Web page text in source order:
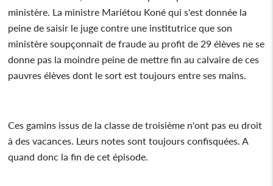
ministère. La ministre Mariétou Koné qui s'est donnée la
peine de saisir le juge contre une institutrice que son
ministère soupçonnait de fraude au profit de 29 élèves ne se
donne pas la moindre peine de mettre fin au calvaire de ces
pauvres élèves dont le sort est toujours entre ses mains.
Ces gamins issus de la classe de troisième n'ont pas eu droit
à des vacances. Leurs notes sont toujours confisquées. A
quand donc la fin de cet épisode.